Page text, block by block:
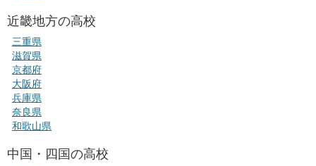
近畿地方の高校
三重県
滋賀県
京都府
大阪府
兵庫県
奈良県
和歌山県
中国・四国の高校